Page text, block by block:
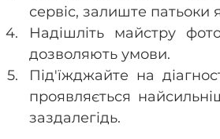
сервіс, залиште патьоки
Надішліть майстру
дозволяють умови.
Під'їжджайте на
проявляється
заздалегідь.